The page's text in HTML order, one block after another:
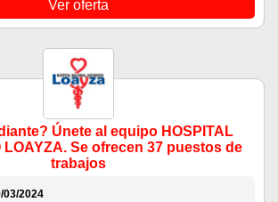
Ver oferta
Únete al equipo HOSPITAL
LOAYZA. Se ofrecen 37 puestos de
trabajos
03/2024